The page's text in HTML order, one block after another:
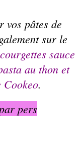
vos pâtes de
sur le
sauce
au thon et
Cookeo.
pers